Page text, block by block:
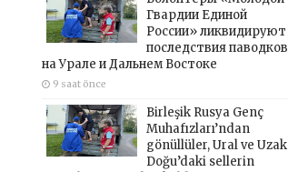
Гвардии Единой
России» ликвидируют
последствия паводков
на Урале и Дальнем Востоке
9 saat önce
Birleşik Rusya Genç
Muhafızları’ndan
gönüllüler, Ural ve Uzak
Doğu’daki sellerin